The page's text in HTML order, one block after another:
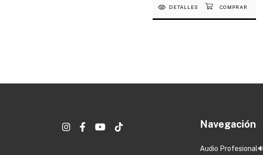
DETALLES
Navegación
Audio